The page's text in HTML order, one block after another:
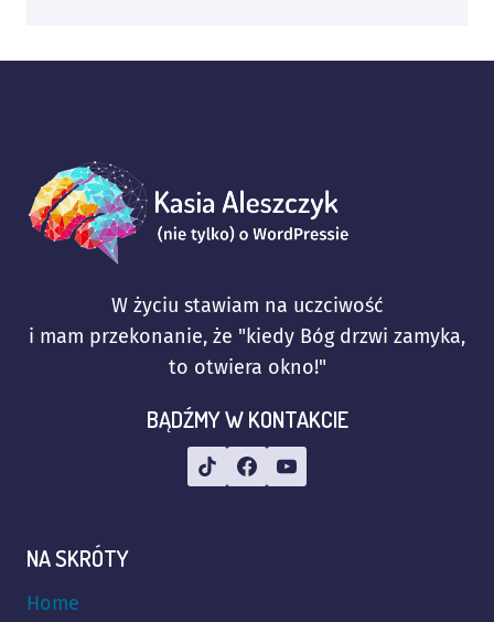
W życiu stawiam na uczciwość
i mam przekonanie, że "kiedy Bóg drzwi zamyka,
to otwiera okno!"
BĄDŹMY W KONTAKCIE
NA SKRÓTY
Home